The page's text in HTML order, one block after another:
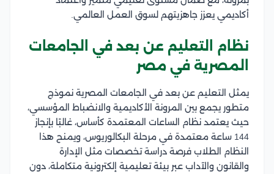
أكاديمي يعزز جاهزيتهم لسوق العمل العالمي.
نظام التعليم عن بعد في الجامعات
المصرية في مصر
يمثل التعليم عن بعد في الجامعات المصرية نموذج
متطور يجمع بين المرونة الأكاديمية والانضباط المؤسسي،
حيث يعتمد نظام الساعات المعتمدة كأساس، غالبًا بإنجاز
144 ساعة معتمدة في مرحلة البكالوريوس، ويمنح هذا
النظام الطلاب فرصة دراسة تخصصات مثل الإدارة
والقانون والآداب عبر بيئة تعليمية إلكترونية متكاملة، دون